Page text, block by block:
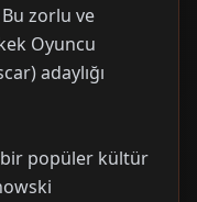
zorlu ve
Oyuncu
adaylığı
popüler kültür